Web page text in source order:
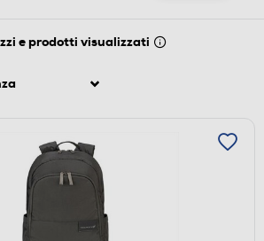
e prodotti visualizzati